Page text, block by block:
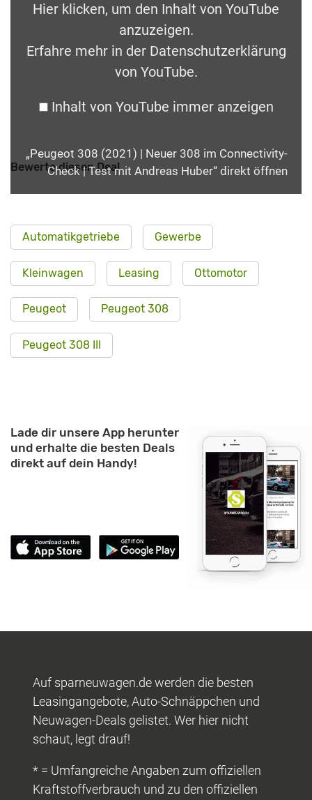
Hier klicken, um den Inhalt von YouTube
anzuzeigen.
Erfahre mehr in der Datenschutzerklärung
von YouTube.
Inhalt von YouTube immer anzeigen
„Peugeot 308 (2021) | Neuer 308 im Connectivity-
Check | Test mit Andreas Huber“ direkt öffnen
Bewerte diesen Deal
Automatikgetriebe Gewerbe
Kleinwagen Leasing Ottomotor
Peugeot Peugeot 308
Peugeot 308 III
Lade dir unsere App herunter
und erhalte die besten Deals
direkt auf dein Handy!
Auf sparneuwagen.de werden die besten
Leasingangebote, Auto-Schnäppchen und
Neuwagen-Deals gelistet. Wer hier nicht
schaut, legt drauf!
* = Umfangreiche Angaben zum offiziellen
Kraftstoffverbrauch und zu den offiziellen